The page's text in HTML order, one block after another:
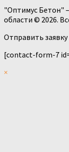
"Оптимус Бетон"
области © 2026.
Отправить заявку
[contact-form-7
×